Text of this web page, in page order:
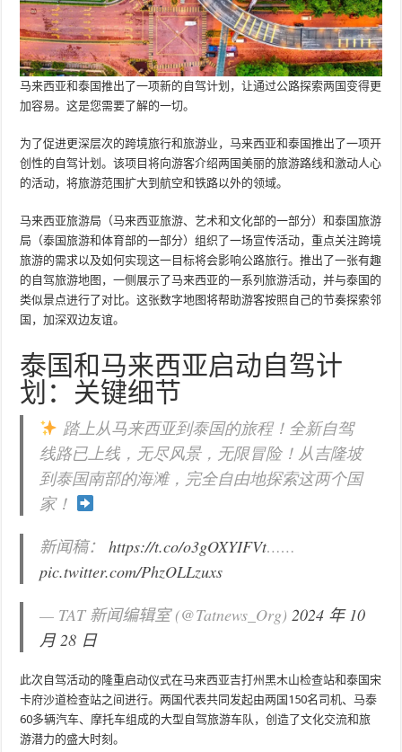
马来西亚和泰国推出了一项新的自驾计划，让通过公路探索两国变得更
加容易。这是您需要了解的一切。
为了促进更深层次的跨境旅行和旅游业，马来西亚和泰国推出了一项开
创性的自驾计划。该项目将向游客介绍两国美丽的旅游路线和激动人心
的活动，将旅游范围扩大到航空和铁路以外的领域。
马来西亚旅游局（马来西亚旅游、艺术和文化部的一部分）和泰国旅游
局（泰国旅游和体育部的一部分）组织了一场宣传活动，重点关注跨境
旅游的需求以及如何实现这一目标将会影响公路旅行。推出了一张有趣
的自驾旅游地图，一侧展示了马来西亚的一系列旅游活动，并与泰国的
类似景点进行了对比。这张数字地图将帮助游客按照自己的节奏探索邻
国，加深双边友谊。
泰国和马来西亚启动自驾计
划：关键细节
踏上从马来西亚到泰国的旅程！全新自驾
线路已上线，无尽风景，无限冒险！从吉隆坡
到泰国南部的海滩，完全自由地探索这两个国
家！
新闻稿：https://t.co/o3gOXYIFVt……
pic.twitter.com/PhzOLLzuxs
— TAT 新闻编辑室 (@Tatnews_Org)2024 年 10
月 28 日
此次自驾活动的隆重启动仪式在马来西亚吉打州黑木山检查站和泰国宋
卡府沙道检查站之间进行。两国代表共同发起由两国150名司机、马泰
60多辆汽车、摩托车组成的大型自驾旅游车队，创造了文化交流和旅
游潜力的盛大时刻。